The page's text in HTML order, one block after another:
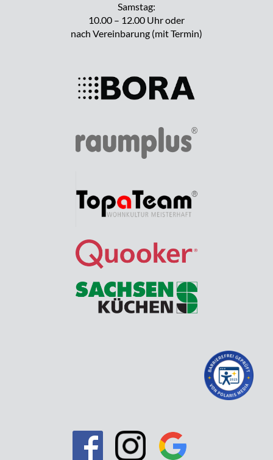
Samstag:
10.00 – 12.00 Uhr oder
nach Vereinbarung (mit Termin)